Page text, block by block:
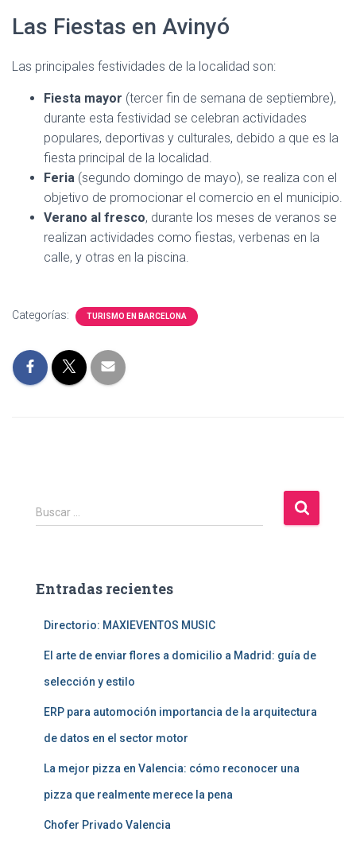
Las Fiestas en Avinyó
Las principales festividades de la localidad son:
Fiesta mayor (tercer fin de semana de septiembre),
durante esta festividad se celebran actividades
populares, deportivas y culturales, debido a que es la
fiesta principal de la localidad.
Feria (segundo domingo de mayo), se realiza con el
objetivo de promocionar el comercio en el municipio.
Verano al fresco, durante los meses de veranos se
realizan actividades como fiestas, verbenas en la
calle, y otras en la piscina.
Categorías: TURISMO EN BARCELONA
B
u
r
Buscar …
Entradas recientes
Directorio: MAXIEVENTOS MUSIC
El arte de enviar flores a domicilio a Madrid: guía de
selección y estilo
ERP para automoción importancia de la arquitectura
de datos en el sector motor
La mejor pizza en Valencia: cómo reconocer una
pizza que realmente merece la pena
Chofer Privado Valencia